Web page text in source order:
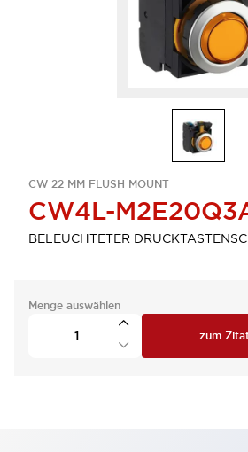
CW 22 MM FLUSH MOUNT
CW4L-
BELEUCHTETER
Menge auswählen
zum